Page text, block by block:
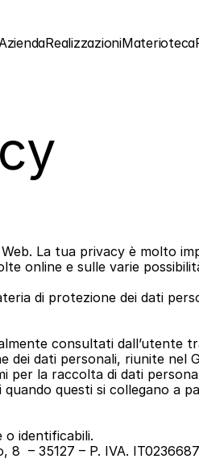
AziendaRealizzazioniMaterioteca
La tua privacy è molto
online e sulle varie
di protezione dei dati
consultati dall’utente
dei dati personali, riunite nel
per la raccolta di dati
questi si collegano a
identificabili.
– 35127 – P. IVA.